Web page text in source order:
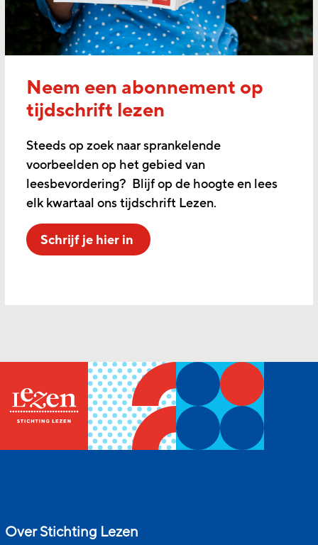
Neem een abonnement op
tijdschrift lezen
Steeds op zoek naar sprankelende
voorbeelden op het gebied van
leesbevordering? Blijf op de hoogte en lees
elk kwartaal ons tijdschrift Lezen.
Schrijf je hier in
Over Stichting Lezen